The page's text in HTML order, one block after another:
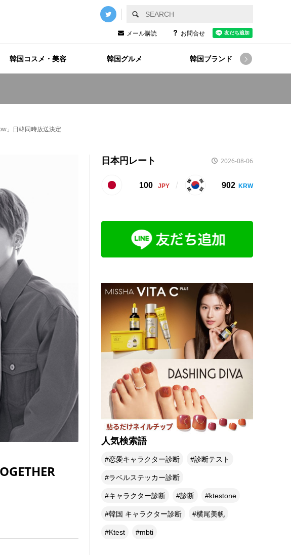
メール購読 お問合せ
韓国コスメ・美容 韓国グルメ 韓国ブランド 
」日韓同時放送決定
日本円レート 2026-08-06
100 902
人気検索語
恋愛キャラクター診断 診断テスト
ラベルステッカー診断
キャラクター診断 診断 ktestone
韓国 キャラクター診断 横尾美帆
Ktest mbti